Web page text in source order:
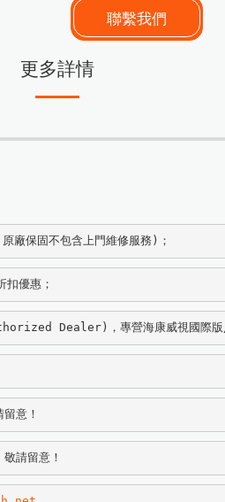
聯繫我們
更多詳情
廠保固不包含上門維修服務)；
優惠；
Dealer)，專營海康威視國際版
意！
請留意！